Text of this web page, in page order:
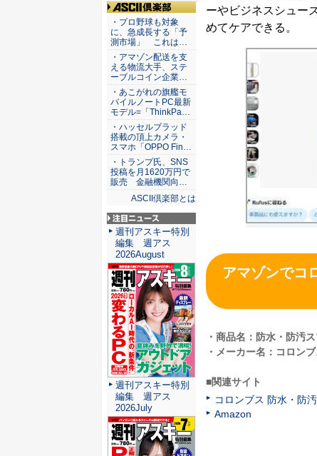
ーやビジネスシュー
めてケアできる。
アマゾンでコ
・商品名：防水・防汚
・メーカー名：コロン
■関連サイト
コロンブス 防水・防
Amazon
ASCII倶楽部
・プロ野球も対象
に、急成長する「予
測市場」 これは…
・アマゾン配送を支
える物流大手、ステ
ーブルコイン企業…
・あこがれの旗艦モ
バイルノートPC最新
モデル=「ThinkPa…
・ハッセルブラッド
搭載の頂上カメラ・
スマホ「OPPO Fin…
・トランプ氏、SNS
投稿を月1620万円で
販売 金融機関向…
ASCII倶楽部とは
注目ニュース
週刊アスキー特別
編集 週アス
2026August
週刊アスキー特別
編集 週アス
2026July